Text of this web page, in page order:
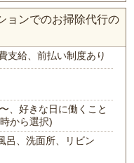
ョンでのお掃除代行の
支給、前払い制度あり
、好きな日に働くこと
から選択)
呂、洗面所、リビン